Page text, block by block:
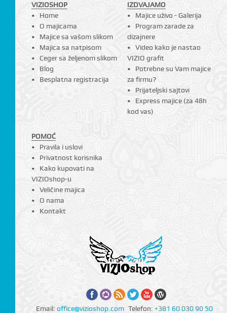
VIZIOSHOP
Home
O majicama
Majice sa vašom slikom
Majica sa natpisom
Ceger sa željenom slikom
Blog
Besplatna registracija
IZDVAJAMO
Majice uživo - Galerija
Program zarade za
dizajnere
Video kako je nastao
VIZIO grafit
Potrebne su Vam majice
za firmu?
Prijateljski sajtovi
Express majice (za 48h
kod vas)
POMOĆ
Pravila i uslovi
Privatnost korisnika
Kako kupovati na
VIZIOshop-u
Veličine majica
O nama
Kontakt
Email: office@vizioshop.com Telefon: +381 60 030 90 50